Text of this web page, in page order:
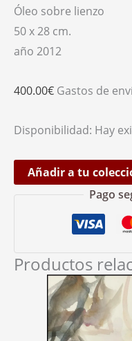
Óleo sobre lienzo
50 x 28 cm.
año 2012
400.00€ Gastos de
Disponibilidad: Hay
Añadir a tu
Pago
Productos